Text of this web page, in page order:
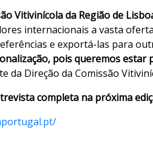
Vitivinícola da Região de
internacionais a vasta
e exportá-las para
pois queremos estar
da Direção da Comissão
completa na próxima